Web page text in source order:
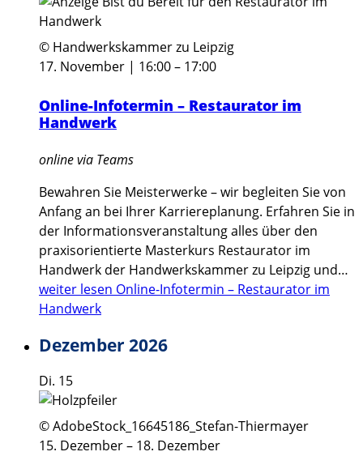
© Handwerkskammer zu Leipzig
17. November | 16:00– 17:00
Online-Infotermin – Restaurator im
Handwerk
online via Teams
Bewahren Sie Meisterwerke – wir begleiten Sie von
Anfang an bei Ihrer Karriereplanung. Erfahren Sie in
der Informationsveranstaltung alles über den
praxisorientierte Masterkurs Restaurator im
Handwerk der Handwerkskammer zu Leipzig und…
weiter lesen Online-Infotermin – Restaurator im
Handwerk
Dezember 2026
Di. 15
© AdobeStock_16645186_Stefan-Thiermayer
15. Dezember– 18. Dezember